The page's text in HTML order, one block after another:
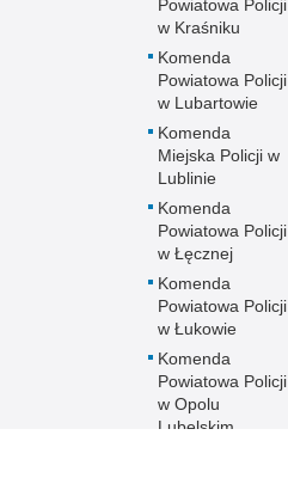
Powiatowa Policji
w Kraśniku
Komenda
Powiatowa Policji
w Lubartowie
Komenda
Miejska Policji w
Lublinie
Komenda
Powiatowa Policji
w Łęcznej
Komenda
Powiatowa Policji
w Łukowie
Komenda
Powiatowa Policji
w Opolu
Lubelskim